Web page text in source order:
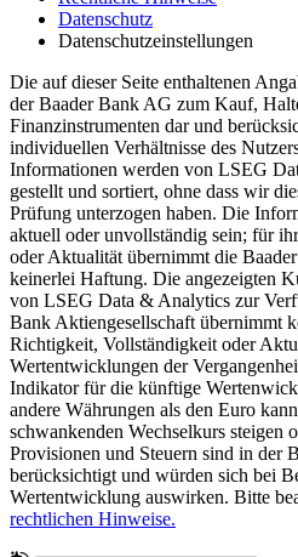
Datenschutz
Datenschutzeinstellungen
Die auf dieser Seite enthaltenen
der Baader Bank AG zum Kauf,
Finanzinstrumenten dar und
individuellen Verhältnisse des
Informationen werden von LSEG
gestellt und sortiert, ohne dass wir
Prüfung unterzogen haben. Die
aktuell oder unvollständig sein; für
oder Aktualität übernimmt die
keinerlei Haftung. Die angezeigten
von LSEG Data & Analytics zur
Bank Aktiengesellschaft übernimmt
Richtigkeit, Vollständigkeit oder
Wertentwicklungen der
Indikator für die künftige
andere Währungen als den Euro
schwankenden Wechselkurs steigen
Provisionen und Steuern sind in der
berücksichtigt und würden sich bei
Wertentwicklung auswirken. Bitte
rechtlichen Hinweise.